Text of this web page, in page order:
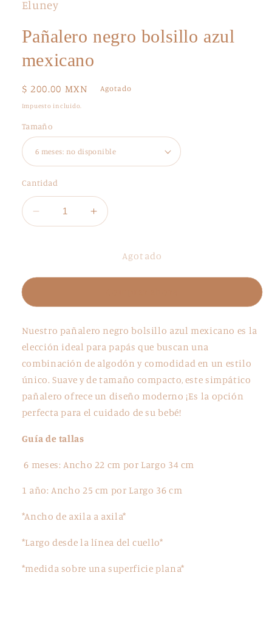
modal
Eluney
Pañalero negro bolsillo azul
mexicano
Precio
habitual
$ 200.00 MXN Agotado
Impuesto incluido.
Tamaño
Cantidad
Reducir
cantidad
mexicano
Aumentar
cantidad
Pañalero
mexicano
Agotado
Nuestro pañalero negro bolsillo azul mexicano es la
elección ideal para papás que buscan una
combinación de algodón y comodidad en un estilo
único. Suave y de tamaño compacto, este simpático
pañalero ofrece un diseño moderno ¡Es la opción
perfecta para el cuidado de su bebé!
Guía de tallas
6 meses: Ancho 22 cm por Largo 34 cm
1 año: Ancho 25 cm por Largo 36 cm
*Ancho de axila a axila*
*Largo desde la línea del cuello*
*medida sobre una superficie plana*